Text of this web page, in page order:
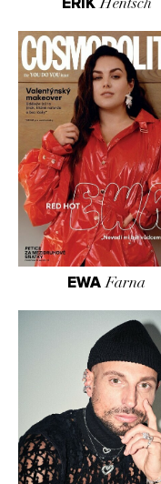
ERIK Hentsch
EWA Farna